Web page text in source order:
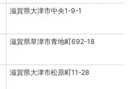
滋賀県大津市中央1-9-1
滋賀県草津市青地町692-18
滋賀県大津市松原町11-28